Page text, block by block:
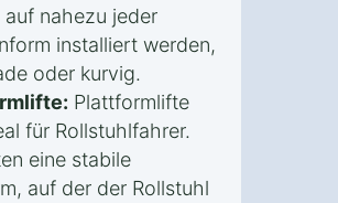
auf nahezu jeder
installiert werden,
oder kurvig.
Plattformlifte
für Rollstuhlfahrer.
eine stabile
auf der der Rollstuhl